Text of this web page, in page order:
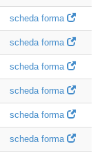
scheda forma
scheda forma
scheda forma
scheda forma
scheda forma
scheda forma